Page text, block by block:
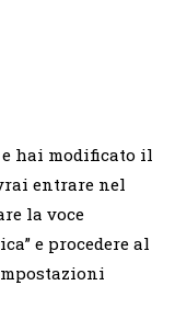
hai modificato il
entrare nel
la voce
e procedere al